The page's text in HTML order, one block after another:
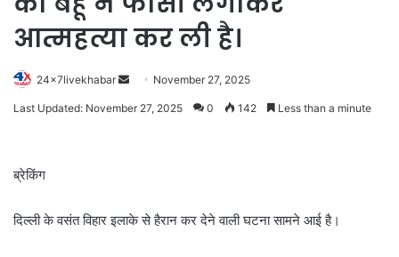
आत्महत्या कर ली है।
24x7livekhabar
Send November 27, 2025
Last Updated: November 27, 2025 0 142 Less than a minute
ब्रेकिंग
दिल्ली के वसंत विहार इलाके से हैरान कर देने वाली घटना सामने आई है।